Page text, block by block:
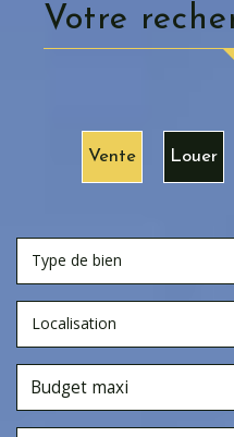
votre
Vente Louer
Type de bien
Localisation